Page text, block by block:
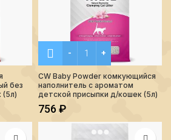
Natural комкующийся наполнитель
без
(5л)
Количество CW Baby
CW Baby Powder комкующийся
наполнитель с ароматом
детской присыпки д/кошек (5л)
756₽